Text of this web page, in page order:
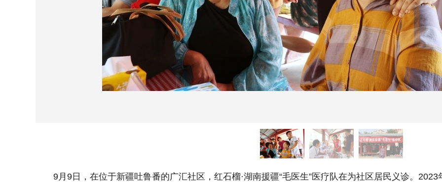
9月9日，在位于新疆吐鲁番的广汇社区，红石榴·湖南援疆“毛医生”医疗队在为社区居民义诊。2023